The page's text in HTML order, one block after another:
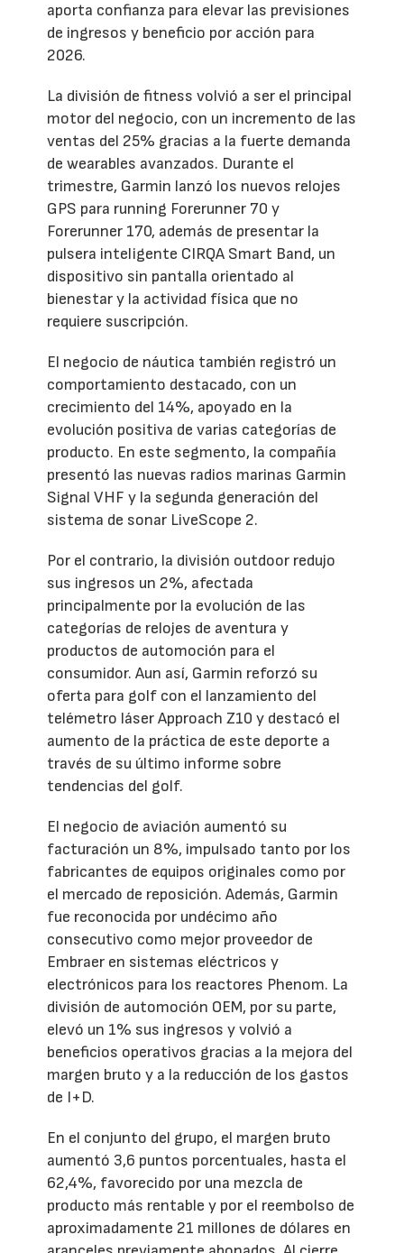
aporta confianza para elevar las previsiones
de ingresos y beneficio por acción para
2026.
La división de fitness volvió a ser el principal
motor del negocio, con un incremento de las
ventas del 25% gracias a la fuerte demanda
de wearables avanzados. Durante el
trimestre, Garmin lanzó los nuevos relojes
GPS para running Forerunner 70 y
Forerunner 170, además de presentar la
pulsera inteligente CIRQA Smart Band, un
dispositivo sin pantalla orientado al
bienestar y la actividad física que no
requiere suscripción.
El negocio de náutica también registró un
comportamiento destacado, con un
crecimiento del 14%, apoyado en la
evolución positiva de varias categorías de
producto. En este segmento, la compañía
presentó las nuevas radios marinas Garmin
Signal VHF y la segunda generación del
sistema de sonar LiveScope 2.
Por el contrario, la división outdoor redujo
sus ingresos un 2%, afectada
principalmente por la evolución de las
categorías de relojes de aventura y
productos de automoción para el
consumidor. Aun así, Garmin reforzó su
oferta para golf con el lanzamiento del
telémetro láser Approach Z10 y destacó el
aumento de la práctica de este deporte a
través de su último informe sobre
tendencias del golf.
El negocio de aviación aumentó su
facturación un 8%, impulsado tanto por los
fabricantes de equipos originales como por
el mercado de reposición. Además, Garmin
fue reconocida por undécimo año
consecutivo como mejor proveedor de
Embraer en sistemas eléctricos y
electrónicos para los reactores Phenom. La
división de automoción OEM, por su parte,
elevó un 1% sus ingresos y volvió a
beneficios operativos gracias a la mejora del
margen bruto y a la reducción de los gastos
de I+D.
En el conjunto del grupo, el margen bruto
aumentó 3,6 puntos porcentuales, hasta el
62,4%, favorecido por una mezcla de
producto más rentable y por el reembolso de
aproximadamente 21 millones de dólares en